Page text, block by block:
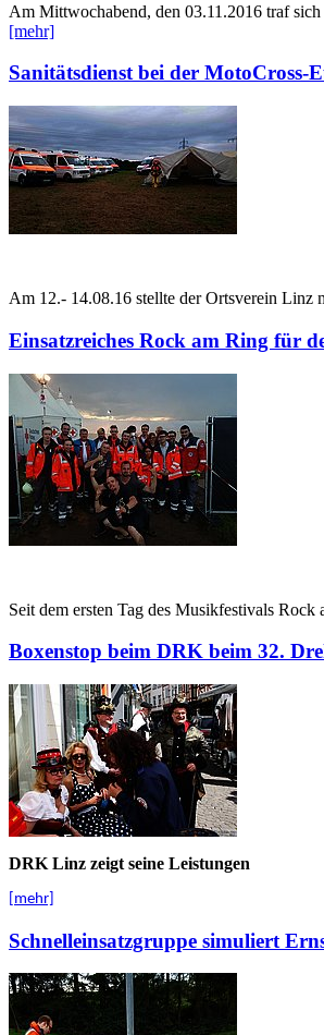
Am Mittwochabend, den 03.11.2016 traf
[mehr]
Sanitätsdienst bei der MotoCross-
Am 12.- 14.08.16 stellte der Ortsverein Linz
Einsatzreiches Rock am Ring für
Seit dem ersten Tag des Musikfestivals
Boxenstop beim DRK beim 32.
DRK Linz zeigt seine Leistungen
[mehr]
Schnelleinsatzgruppe simuliert